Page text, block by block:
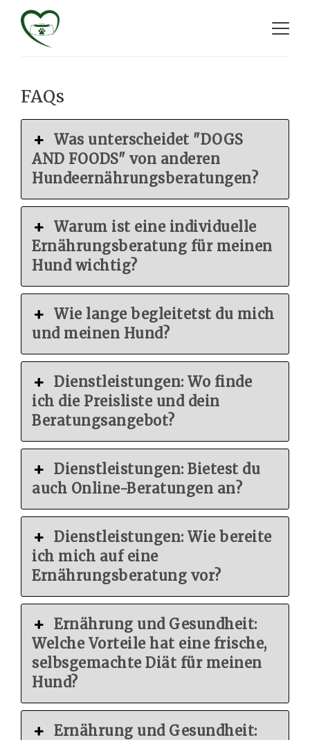
FAQs
Was unterscheidet "DOGS
AND FOODS" von anderen
Hundeernährungsberatungen?
Warum ist eine individuelle
Ernährungsberatung für meinen
Hund wichtig?
Wie lange begleitetst du mich
und meinen Hund?
Dienstleistungen: Wo finde
ich die Preisliste und dein
Beratungsangebot?
Dienstleistungen: Bietest du
auch Online-Beratungen an?
Dienstleistungen: Wie bereite
ich mich auf eine
Ernährungsberatung vor?
Ernährung und Gesundheit:
Welche Vorteile hat eine frische,
selbsgemachte Diät für meinen
Hund?
Ernährung und Gesundheit: